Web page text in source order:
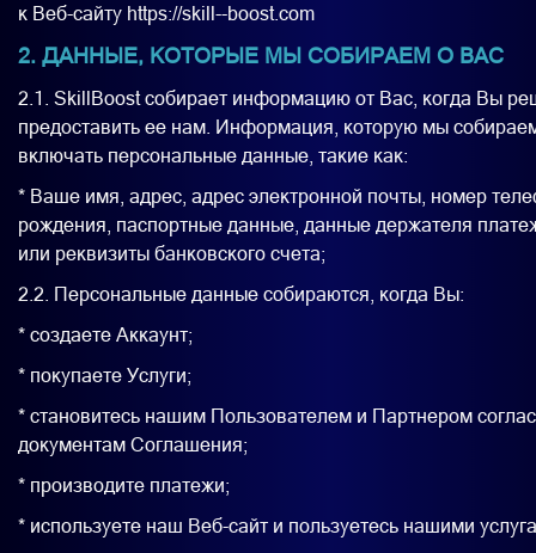
к Веб-сайту https://skill--boost.com
2. ДАННЫЕ, КОТОРЫЕ МЫ СОБИРАЕМ О ВАС
2.1. SkillBoost собирает информацию от Вас, когда Вы
предоставить ее нам. Информация, которую мы
включать персональные данные, такие как:
* Ваше имя, адрес, адрес электронной почты, номер
рождения, паспортные данные, данные держателя
или реквизиты банковского счета;
2.2. Персональные данные собираются, когда Вы:
* создаете Аккаунт;
* покупаете Услуги;
* становитесь нашим Пользователем и Партнером
документам Соглашения;
* производите платежи;
* используете наш Веб-сайт и пользуетесь нашими